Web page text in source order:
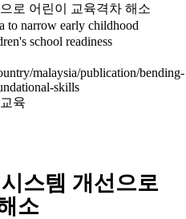
로 어린이 교육격차 해소
to narrow early childhood
school readiness
malaysia/publication/bending-
skills
육
스템 개선으로
소